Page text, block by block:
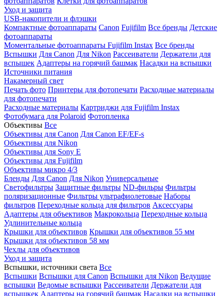
Уход и защита
USB-накопители и флэшки
Компактные фотоаппараты Canon Fujifilm Все бренды Детские
фотоаппараты
Моментальные фотоаппараты Fujifilm Instax Все бренды
Вспышки Для Canon Для Nikon Рассеиватели Держатели для
вспышек Адаптеры на горячий башмак Насадки на вспышки
Источники питания
Накамерный свет
Печать фото Принтеры для фотопечати Расходные материалы
для фотопечати
Расходные материалы Картриджи для Fujifilm Instax
Фотобумага для Polaroid Фотопленка
Объективы Все
Объективы для Canon Для Canon EF/EF-s
Объективы для Nikon
Объективы для Sony E
Объективы для Fujifilm
Объективы микро 4/3
Бленды Для Canon Для Nikon Универсальные
Светофильтры Защитные фильтры ND-фильры Фильтры
поляризационные Фильтры ультрафиолетовые Наборы
фильтров Переходные кольца для фильтров Аксессуары
Адаптеры для объективов Макрокольца Переходные кольца
Удлинительные кольца
Крышки для объективов Крышки для объективов 55 мм
Крышки для объективов 58 мм
Чехлы для объективов
Уход и защита
Вспышки, источники света Все
Вспышки Вспышки для Canon Вспышки для Nikon Ведущие
вспышки Ведомые вспышки Рассеиватели Держатели для
вспышкек Адаптеры на горячий башмак Насадки на вспышки